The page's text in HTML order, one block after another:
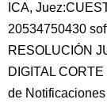
ICA,
20534750430
RESOLUCIÓN
DIGITAL
de